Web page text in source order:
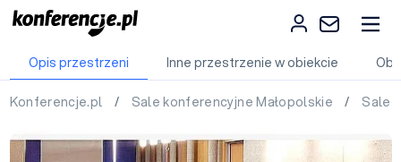
Opis przestrzeni Inne przestrzenie w obiekcie
Konferencje.pl / Sale konferencyjne Małopolskie / Sale